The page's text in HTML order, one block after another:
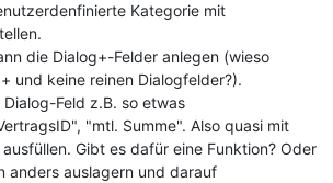
Kategorie mit
die Dialog+-Felder anlegen (wieso
und keine reinen Dialogfelder?).
Feld z.B. so etwas
"mtl. Summe". Also quasi mit
Gibt es dafür eine Funktion? Oder
anders auslagern und darauf